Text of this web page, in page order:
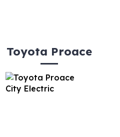
Toyota Proace